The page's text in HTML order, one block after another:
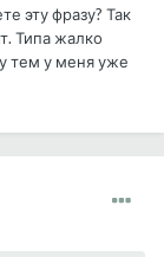
эту фразу? Так
Типа жалко
тем у меня уже